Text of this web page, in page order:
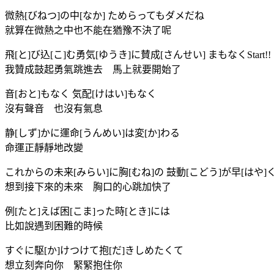
微熱[びねつ]の中[なか] ためらってもダメだね
就算在微熱之中也不能在猶豫不決了呢
飛[と]び込[こ]む勇気[ゆうき]に賛成[さんせい] まもなくStart!!
我贊成鼓起勇氣跳進去 馬上就要開始了
音[おと]もなく 気配[けはい]もなく
沒有聲音 也沒有氣息
静[しず]かに運命[うんめい]は変[か]わる
命運正靜靜地改變
これからの未来[みらい]に胸[むね]の 鼓動[こどう]が早[はや]
想到接下來的未來 胸口的心跳加快了
例[たと]えば困[こま]った時[とき]には
比如說遇到困難的時候
すぐに駆[か]けつけて抱[だ]きしめたくて
想立刻奔向你 緊緊抱住你